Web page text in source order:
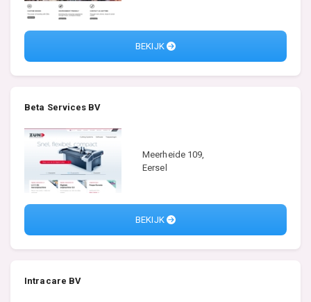
BEKIJK
Beta Services BV
Meerheide 109,
Eersel
BEKIJK
Intracare BV